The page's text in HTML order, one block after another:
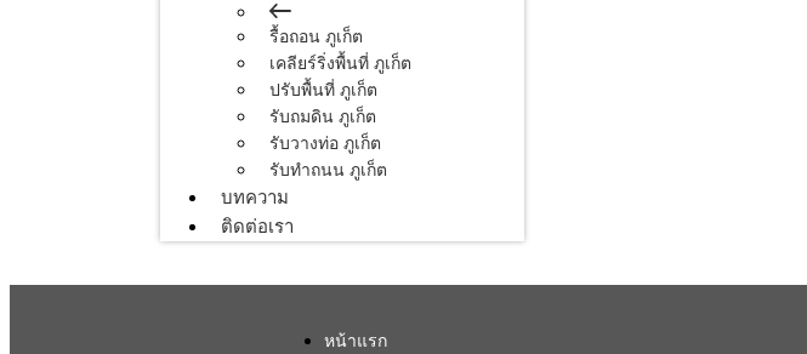
รื้อถอน ภูเก็ต
เคลียร์ริ่งพื้นที่ ภูเก็ต
ปรับพื้นที่ ภูเก็ต
รับถมดิน ภูเก็ต
รับวางท่อ ภูเก็ต
รับทำถนน ภูเก็ต
บทความ
ติดต่อเรา
หน้าแรก